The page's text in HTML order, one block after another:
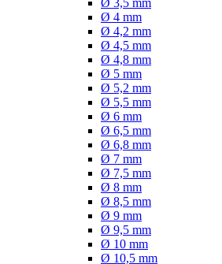
Ø 4 mm
Ø 4,2 mm
Ø 4,5 mm
Ø 4,8 mm
Ø 5 mm
Ø 5,2 mm
Ø 5,5 mm
Ø 6 mm
Ø 6,5 mm
Ø 6,8 mm
Ø 7 mm
Ø 7,5 mm
Ø 8 mm
Ø 8,5 mm
Ø 9 mm
Ø 9,5 mm
Ø 10 mm
Ø 10,5 mm